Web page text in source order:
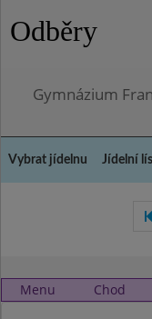
Odběry
Gymnázium
Vybrat jídelnu Jídelní
Menu Chod